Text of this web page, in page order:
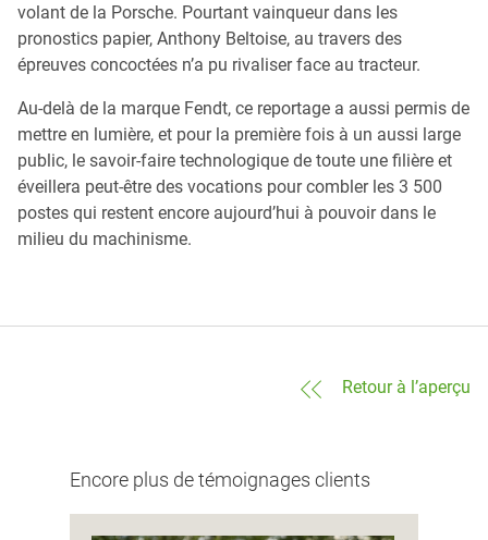
volant de la Porsche. Pourtant vainqueur dans les
pronostics papier, Anthony Beltoise, au travers des
épreuves concoctées n’a pu rivaliser face au tracteur.
Au-delà de la marque Fendt, ce reportage a aussi permis de
mettre en lumière, et pour la première fois à un aussi large
public, le savoir-faire technologique de toute une filière et
éveillera peut-être des vocations pour combler les 3 500
postes qui restent encore aujourd’hui à pouvoir dans le
milieu du machinisme.
Retour à l’aperçu
Encore plus de témoignages clients